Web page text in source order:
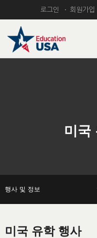
로그인 회원가입
미국
행사 및 정보
미국 유학 행사